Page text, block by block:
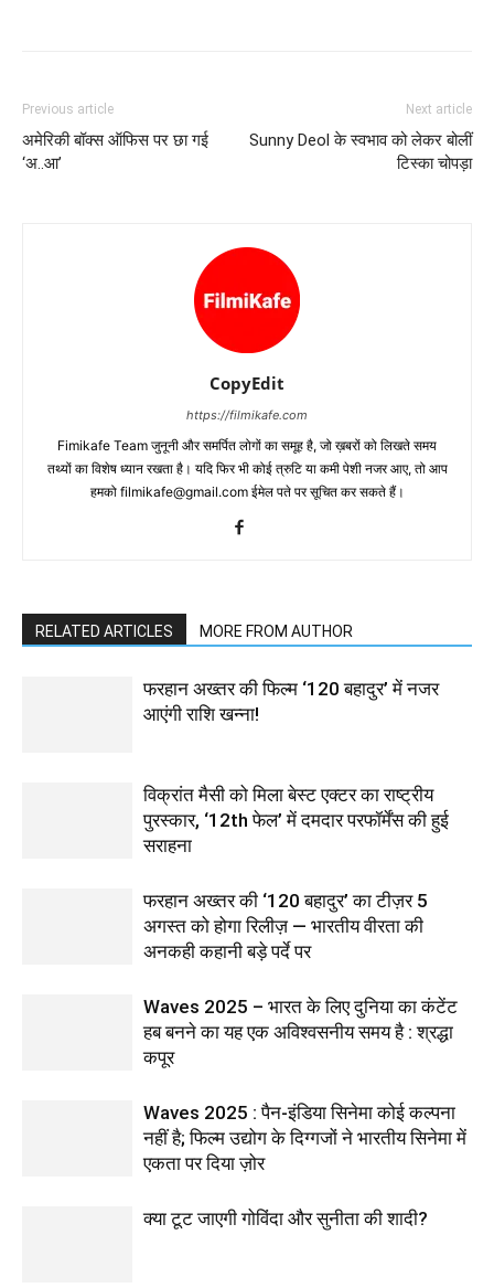
Previous article
अमेरिकी बॉक्‍स ऑफिस पर छा गई
‘अ..आ’
Next article
Sunny Deol के स्‍वभाव को लेकर बोलीं
टिस्‍का चोपड़ा
CopyEdit
https://filmikafe.com
Fimikafe Team जुनूनी और समर्पित लोगों का समूह है, जो ख़बरों को लिखते समय
तथ्‍यों का विशेष ध्‍यान रखता है। यदि फिर भी कोई त्रुटि या कमी पेशी नजर आए, तो आप
हमको filmikafe@gmail.com ईमेल पते पर सूचित कर सकते हैं।
RELATED ARTICLES MORE FROM AUTHOR
फरहान अख्तर की फिल्म ‘120 बहादुर’ में नजर
आएंगी राशि खन्ना!
विक्रांत मैसी को मिला बेस्ट एक्टर का राष्ट्रीय
पुरस्कार, ‘12th फेल’ में दमदार परफॉर्मेंस की हुई
सराहना
फरहान अख्तर की ‘120 बहादुर’ का टीज़र 5
अगस्त को होगा रिलीज़ — भारतीय वीरता की
अनकही कहानी बड़े पर्दे पर
Waves 2025 – भारत के लिए दुनिया का कंटेंट
हब बनने का यह एक अविश्वसनीय समय है : श्रद्धा
कपूर
Waves 2025 : पैन-इंडिया सिनेमा कोई कल्पना
नहीं है; फिल्म उद्योग के दिग्गजों ने भारतीय सिनेमा में
एकता पर दिया ज़ोर
क्या टूट जाएगी गोविंदा और सुनीता की शादी?